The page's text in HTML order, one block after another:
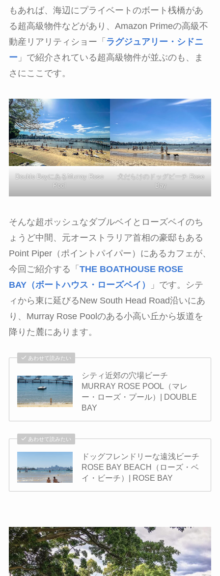
もあれば、海辺にプライベートのボート桟橋があ
る超高級物件などがあり、Amazon Primeの高級不
動産リアリティショー「 ラグジュアリー・シドニ
ー 」で紹介されている超高級物件が並ぶのも、ま
さにここです。
Double BayにあるMurray Rose
Pool
犬だらけのドッグビーチ Rose
Bay
そんな超ポッシュなダブルベイとローズベイのち
ょうど中間、元オーストラリア首相の豪邸もある
Point Piper（ポイントパイパー）にあるカフェが、
今回ご紹介する「 THE BOATHOUSE ROSE
BAY（ボートハウス・ローズベイ）
」です。シテ
ィから東に延びるNew South Head Road沿いにあ
り、Murray Rose Poolのある小高い丘から坂道を
降りた麓にあります。
あわせて読みたい
シティ近郊の穴場ビーチ
MURRAY ROSE POOL（マレ
ー・ローズ・プール）| DOUBLE
BAY
あわせて読みたい
ドッグフレンドリーな遠浅ビーチ
ROSE BAY BEACH（ローズ・ベ
イ・ビーチ）| ROSE BAY